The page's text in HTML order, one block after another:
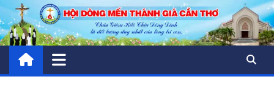
Skip
to
content